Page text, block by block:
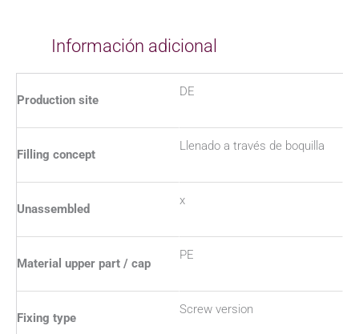
Información adicional
Production site
DE
Filling concept
Llenado a través de boquilla
Unassembled
x
Material upper part / cap
PE
Fixing type
Screw version